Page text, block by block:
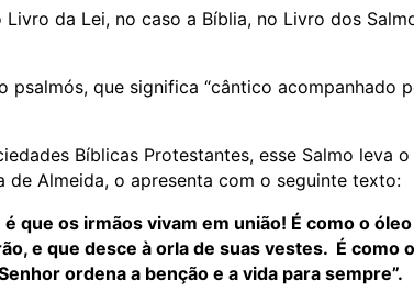
da Lei, no caso a Bíblia, no Livro dos
psalmós, que significa “cântico acompanhado
Bíblicas Protestantes, esse Salmo leva
de Almeida, o apresenta com o seguinte texto:
que os irmãos vivam em união! É como o
e que desce à orla de suas vestes. É
ordena a benção e a vida para sempre”.